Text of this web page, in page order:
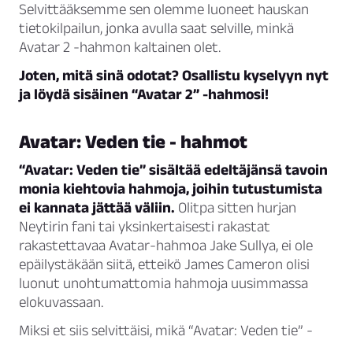
Selvittääksemme sen olemme luoneet hauskan
tietokilpailun, jonka avulla saat selville, minkä
Avatar 2 -hahmon kaltainen olet.
Joten, mitä sinä odotat? Osallistu kyselyyn nyt
ja löydä sisäinen “Avatar 2” -hahmosi!
Avatar: Veden tie - hahmot
“Avatar: Veden tie” sisältää edeltäjänsä tavoin
monia kiehtovia hahmoja, joihin tutustumista
ei kannata jättää väliin. Olitpa sitten hurjan
Neytirin fani tai yksinkertaisesti rakastat
rakastettavaa Avatar-hahmoa Jake Sullya, ei ole
epäilystäkään siitä, etteikö James Cameron olisi
luonut unohtumattomia hahmoja uusimmassa
elokuvassaan.
Miksi et siis selvittäisi, mikä “Avatar: Veden tie” -